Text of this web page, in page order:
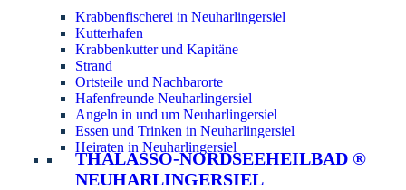
Krabbenfischerei in Neuharlingersiel
Kutterhafen
Krabbenkutter und Kapitäne
Strand
Ortsteile und Nachbarorte
Hafenfreunde Neuharlingersiel
Angeln in und um Neuharlingersiel
Essen und Trinken in Neuharlingersiel
Heiraten in Neuharlingersiel
THALASSO-NORDSEEHEILBAD ®
NEUHARLINGERSIEL